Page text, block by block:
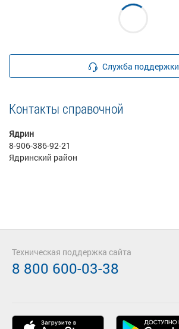
Служба поддержки
Контакты справочной
Ядрин
8-906-386-92-21
Ядринский район
Техническая поддержка сайта
8 800 600-03-38